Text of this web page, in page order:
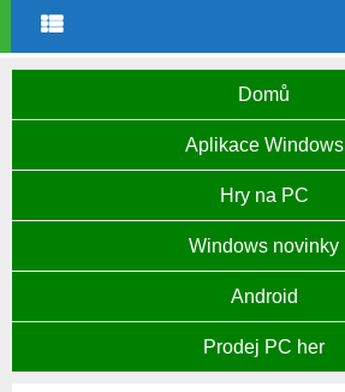
Domů
Aplikace Windows
Hry na PC
Windows novinky
Android
Prodej PC her